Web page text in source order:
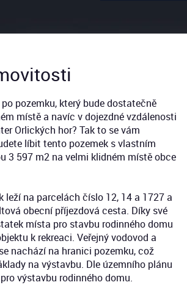
pozemku, který bude dostatečně
místě a navíc v dojezdné vzdálenosti
Orlických hor? Tak to se vám
líbit tento pozemek s vlastním
3 597 m2 na velmi klidném místě obce
leží na parcelách číslo 12, 14 a 1727 a
obecní příjezdová cesta. Díky své
místa pro stavbu rodinného domu
k rekreaci. Veřejný vodovod a
nachází na hranici pozemku, což
na výstavbu. Dle územního plánu
výstavbu rodinného domu.